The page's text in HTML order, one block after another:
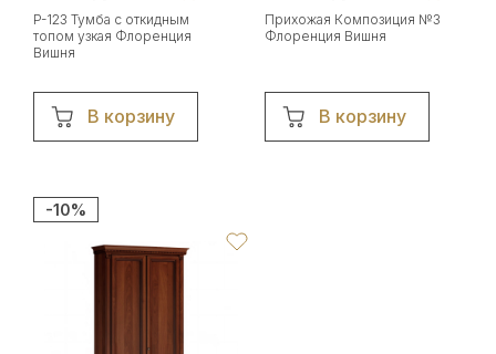
P-123 Тумба с откидным
топом узкая Флоренция
Вишня
В корзину
Прихожая Композиция №3
Флоренция Вишня
В корзину
-10%